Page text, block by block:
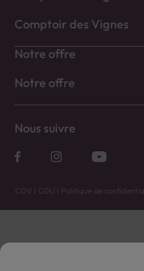
Comptoir des Vignes
Notre offre
Notre offre
Nous suivre
CGV | CGU | Politique de
Vente uniquement en caves. Contactez